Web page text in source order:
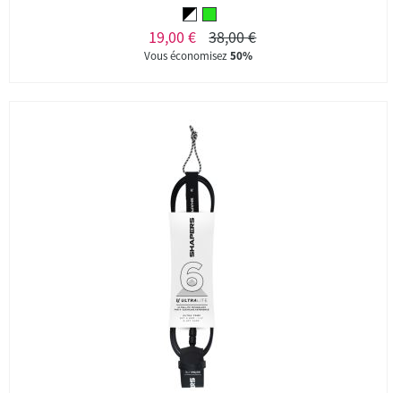
19,00 € 38,00 €
Vous économisez50%